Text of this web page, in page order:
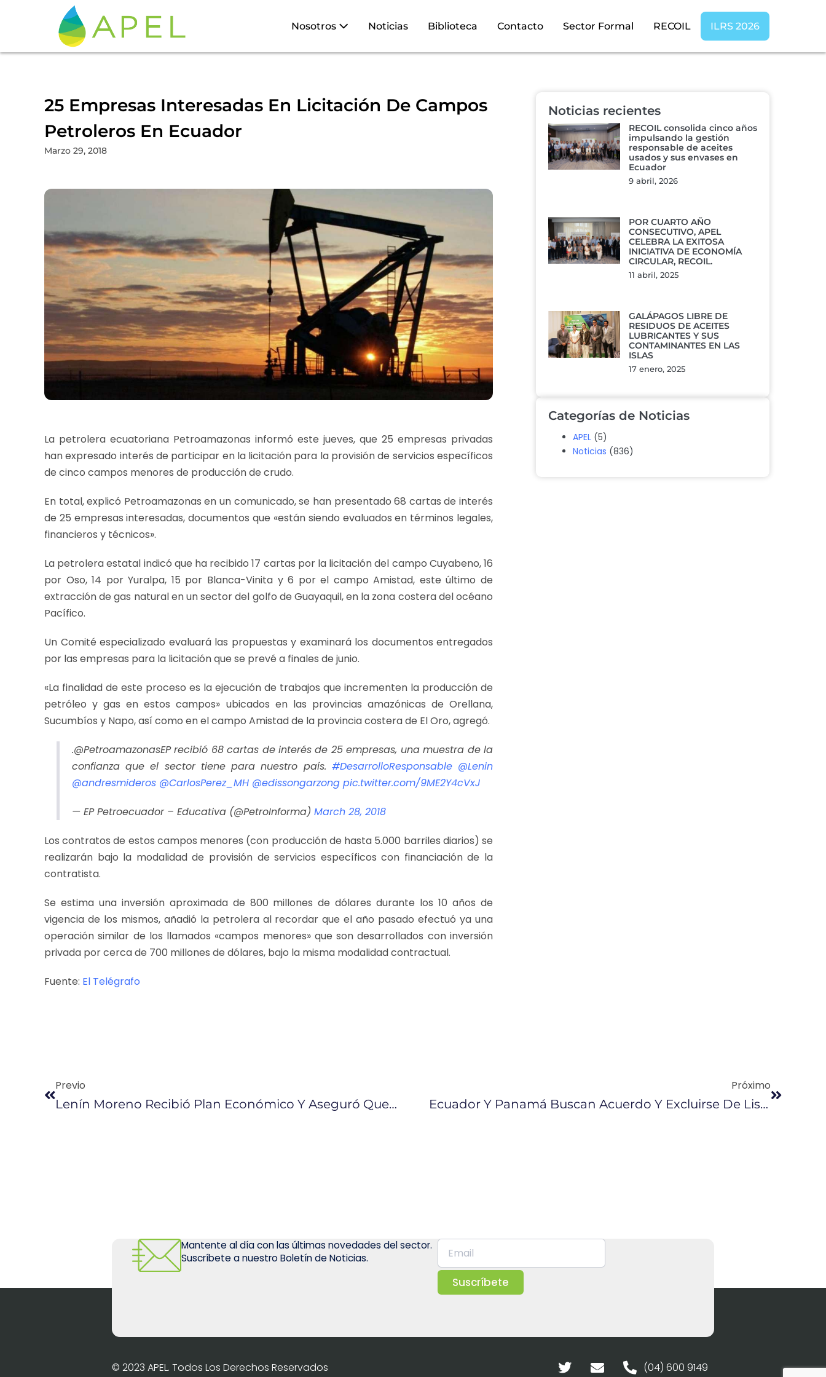
Nosotros Noticias Biblioteca Contacto Sector Formal RECOIL ILRS 2026
25 Empresas Interesadas En Licitación De Campos
Petroleros En Ecuador
Marzo 29, 2018
La petrolera ecuatoriana Petroamazonas informó este jueves, que 25 empresas privadas
han expresado interés de participar en la licitación para la provisión de servicios específicos
de cinco campos menores de producción de crudo.
En total, explicó Petroamazonas en un comunicado, se han presentado 68 cartas de interés
de 25 empresas interesadas, documentos que «están siendo evaluados en términos legales,
financieros y técnicos».
La petrolera estatal indicó que ha recibido 17 cartas por la licitación del campo Cuyabeno, 16
por Oso, 14 por Yuralpa, 15 por Blanca-Vinita y 6 por el campo Amistad, este último de
extracción de gas natural en un sector del golfo de Guayaquil, en la zona costera del océano
Pacífico.
Un Comité especializado evaluará las propuestas y examinará los documentos entregados
por las empresas para la licitación que se prevé a finales de junio.
«La finalidad de este proceso es la ejecución de trabajos que incrementen la producción de
petróleo y gas en estos campos» ubicados en las provincias amazónicas de Orellana,
Sucumbíos y Napo, así como en el campo Amistad de la provincia costera de El Oro, agregó.
.@PetroamazonasEP recibió 68 cartas de interés de 25 empresas, una muestra de la
confianza que el sector tiene para nuestro país. #DesarrolloResponsable @Lenin
@andresmideros @CarlosPerez_MH @edissongarzong pic.twitter.com/9ME2Y4cVxJ
— EP Petroecuador – Educativa (@PetroInforma) March 28, 2018
Los contratos de estos campos menores (con producción de hasta 5.000 barriles diarios) se
realizarán bajo la modalidad de provisión de servicios específicos con financiación de la
contratista.
Se estima una inversión aproximada de 800 millones de dólares durante los 10 años de
vigencia de los mismos, añadió la petrolera al recordar que el año pasado efectuó ya una
operación similar de los llamados «campos menores» que son desarrollados con inversión
privada por cerca de 700 millones de dólares, bajo la misma modalidad contractual.
Fuente: El Telégrafo
Noticias recientes
RECOIL consolida cinco años
impulsando la gestión
responsable de aceites
usados y sus envases en
Ecuador
9 abril, 2026
POR CUARTO AÑO
CONSECUTIVO, APEL
CELEBRA LA EXITOSA
INICIATIVA DE ECONOMÍA
CIRCULAR, RECOIL.
11 abril, 2025
GALÁPAGOS LIBRE DE
RESIDUOS DE ACEITES
LUBRICANTES Y SUS
CONTAMINANTES EN LAS
ISLAS
17 enero, 2025
Categorías de Noticias
APEL (5)
Noticias (836)
Previo
Lenín Moreno Recibió Plan Económico Y Aseguró Que No Contempla ‘paquetazo’
Próximo
Ecuador Y Panamá Buscan Acuerdo Y Excluirse De Listas
Mantente al día con las últimas novedades del sector.
Suscríbete a nuestro Boletín de Noticias.
Suscríbete
© 2023 APEL. Todos Los Derechos Reservados (04) 600 9149